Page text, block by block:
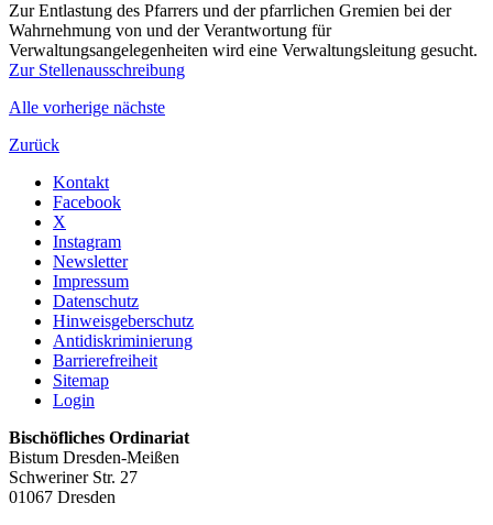
Zur Entlastung des Pfarrers und der pfarrlichen Gremien bei der
Wahrnehmung von und der Verantwortung für
Verwaltungsangelegenheiten wird eine Verwaltungsleitung gesucht.
Zur Stellenausschreibung
Alle vorherige nächste
Zurück
Kontakt
Facebook
X
Instagram
Newsletter
Impressum
Datenschutz
Hinweisgeberschutz
Antidiskriminierung
Barrierefreiheit
Sitemap
Login
Bischöfliches Ordinariat
Bistum Dresden-Meißen
Schweriner Str. 27
01067 Dresden